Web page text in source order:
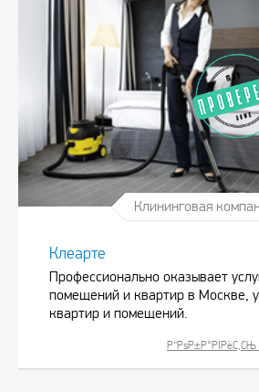
Клининговая
Клеарте
Профессионально оказывает
помещений и квартир в Москве,
квартир и помещений.